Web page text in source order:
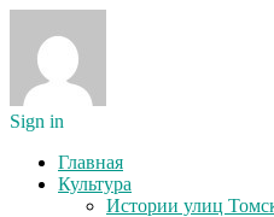
Sign in
Главная
Культура
Истории улиц